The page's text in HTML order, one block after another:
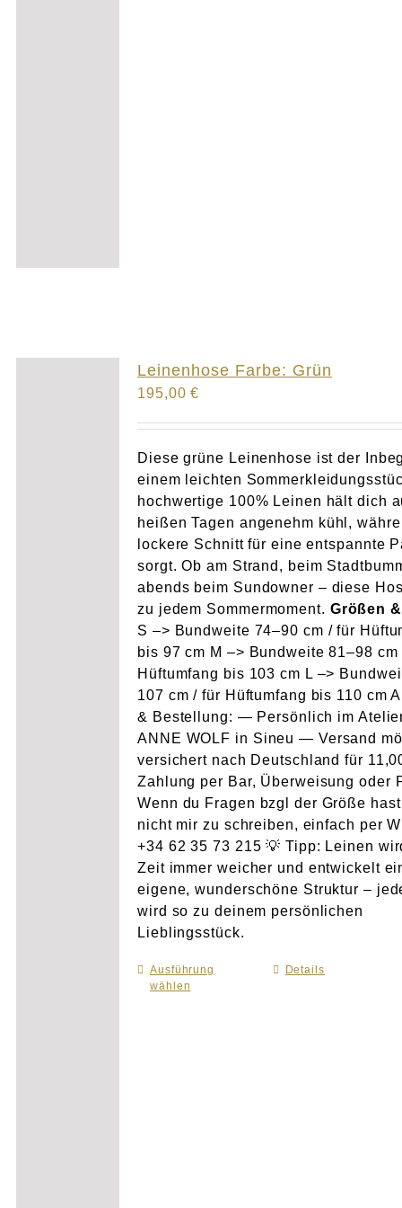
Leinenhose Farbe: Grün
195,00€
Diese grüne Leinenhose ist der
einem leichten
hochwertige 100% Leinen hält dich
heißen Tagen angenehm kühl,
lockere Schnitt für eine entspannte
sorgt. Ob am Strand, beim
abends beim Sundowner – diese
zu jedem Sommermoment. Größen
S –> Bundweite 74–90 cm / für
bis 97 cm M –> Bundweite 81–98 cm
Hüftumfang bis 103 cm L –>
107 cm / für Hüftumfang bis 110 cm
& Bestellung: — Persönlich im
ANNE WOLF in Sineu — Versand
versichert nach Deutschland für
Zahlung per Bar, Überweisung oder
Wenn du Fragen bzgl der Größe
nicht mir zu schreiben, einfach per
+34 62 35 73 215 💡 Tipp: Leinen
Zeit immer weicher und entwickelt
eigene, wunderschöne Struktur –
wird so zu deinem persönlichen
Lieblingsstück.
Ausführung
wählen
Dieses
Details